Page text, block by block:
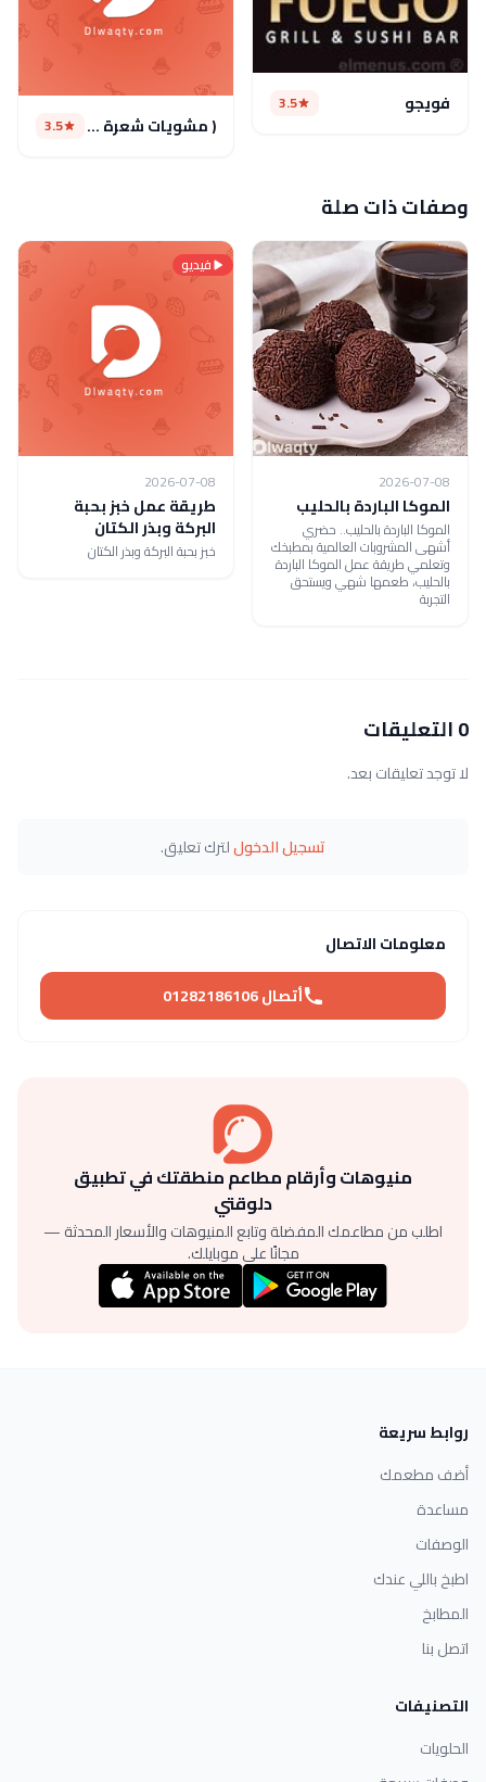
فويجو 3.5
( مشويات شعرة ( مغلق 3.5
وصفات ذات صلة
2026-07-08
الموكا الباردة بالحليب
الموكا الباردة بالحليب.. حضري
أشهى المشروبات العالمية بمطبخك
وتعلمي طريقة عمل الموكا الباردة
بالحليب، طعمها شهي ويستحق
التجربة
فيديو
2026-07-08
طريقة عمل خبز بحبة
البركة وبذر الكتان
خبز بحبة البركة وبذر الكتان
0 التعليقات
لا توجد تعليقات بعد.
تسجيل الدخوللترك تعليق.
معلومات الاتصال
أتصال 01282186106
منيوهات وأرقام مطاعم منطقتك في تطبيق
دلوقتي
اطلب من مطاعمك المفضلة وتابع المنيوهات والأسعار المحدثة —
مجانًا على موبايلك.
روابط سريعة
أضف مطعمك
مساعدة
الوصفات
اطبخ باللي عندك
المطابخ
اتصل بنا
التصنيفات
الحلويات